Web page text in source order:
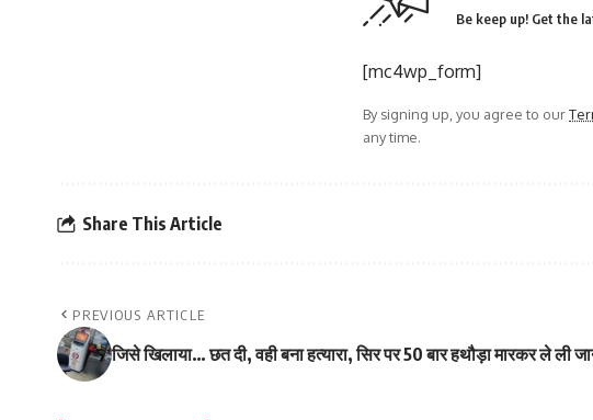
Be keep up! Get the
[mc4wp_form]
By signing up, you agree to our
any time.
Share This Article
PREVIOUS ARTICLE
जिसे खिलाया… छत दी, वही बना हत्यारा, सिर पर 50 बार हथौड़ा मारकर ले ली